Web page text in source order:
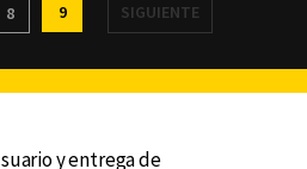
8 9 SIGUIENTE
y entrega de